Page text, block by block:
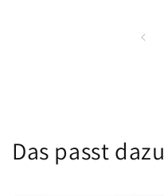
Das passt dazu